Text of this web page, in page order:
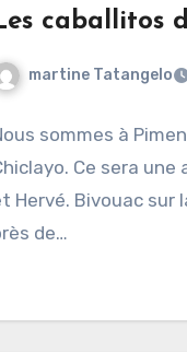
caballitos
martine Tatangelo
sommes à
Ce sera
Hervé. Bivouac sur
de…